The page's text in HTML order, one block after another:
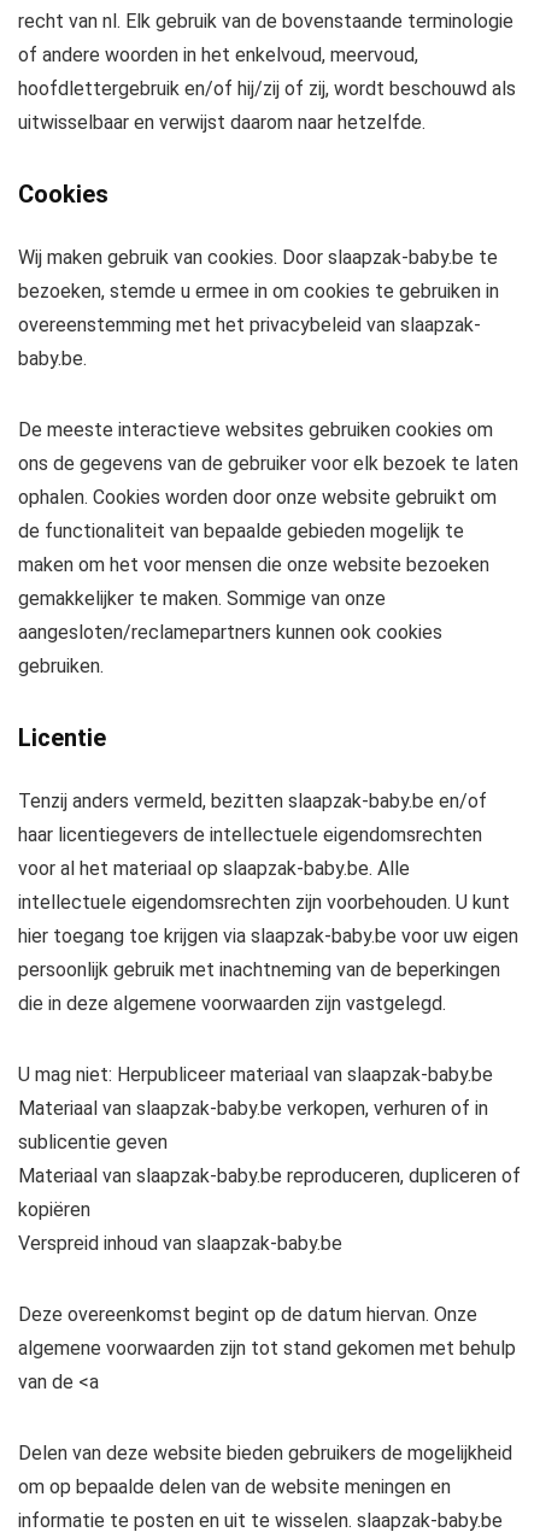
recht van nl. Elk gebruik van de bovenstaande terminologie
of andere woorden in het enkelvoud, meervoud,
hoofdlettergebruik en/of hij/zij of zij, wordt beschouwd als
uitwisselbaar en verwijst daarom naar hetzelfde.
Cookies
Wij maken gebruik van cookies. Door slaapzak-baby.be te
bezoeken, stemde u ermee in om cookies te gebruiken in
overeenstemming met het privacybeleid van slaapzak-
baby.be.
De meeste interactieve websites gebruiken cookies om
ons de gegevens van de gebruiker voor elk bezoek te laten
ophalen. Cookies worden door onze website gebruikt om
de functionaliteit van bepaalde gebieden mogelijk te
maken om het voor mensen die onze website bezoeken
gemakkelijker te maken. Sommige van onze
aangesloten/reclamepartners kunnen ook cookies
gebruiken.
Licentie
Tenzij anders vermeld, bezitten slaapzak-baby.be en/of
haar licentiegevers de intellectuele eigendomsrechten
voor al het materiaal op slaapzak-baby.be. Alle
intellectuele eigendomsrechten zijn voorbehouden. U kunt
hier toegang toe krijgen via slaapzak-baby.be voor uw eigen
persoonlijk gebruik met inachtneming van de beperkingen
die in deze algemene voorwaarden zijn vastgelegd.
U mag niet: Herpubliceer materiaal van slaapzak-baby.be
Materiaal van slaapzak-baby.be verkopen, verhuren of in
sublicentie geven
Materiaal van slaapzak-baby.be reproduceren, dupliceren of
kopiëren
Verspreid inhoud van slaapzak-baby.be
Deze overeenkomst begint op de datum hiervan. Onze
algemene voorwaarden zijn tot stand gekomen met behulp
van de <a
Delen van deze website bieden gebruikers de mogelijkheid
om op bepaalde delen van de website meningen en
informatie te posten en uit te wisselen. slaapzak-baby.be